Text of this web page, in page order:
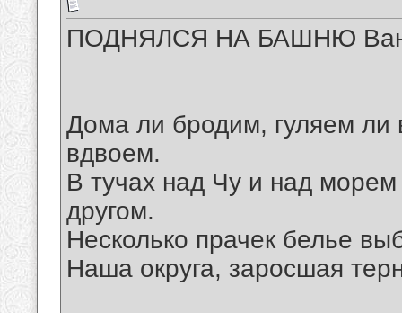
ПОДНЯЛСЯ НА БАШНЮ
Дома ли бродим, гуляем
вдвоем.
В тучах над Чу и над
другом.
Несколько прачек белье
Наша округа, заросшая